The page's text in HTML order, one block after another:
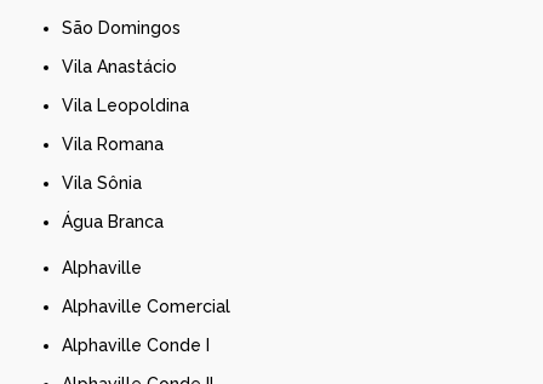
São Domingos
Vila Anastácio
Vila Leopoldina
Vila Romana
Vila Sônia
Água Branca
Alphaville
Alphaville Comercial
Alphaville Conde I